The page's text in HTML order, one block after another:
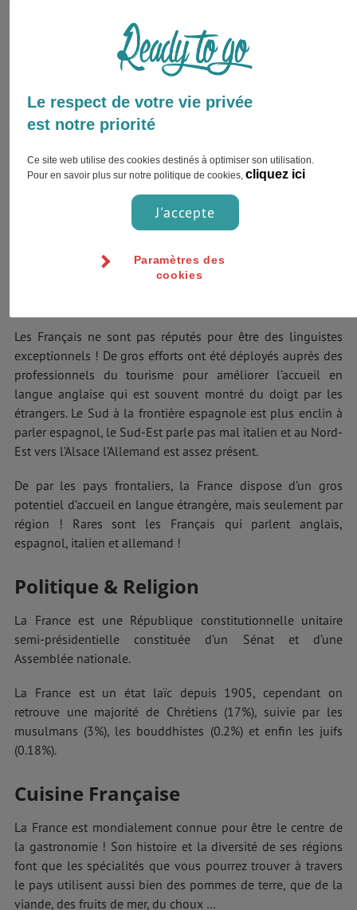
So cliché!
Les Français ne se lavent pas !
Les Français râlent tout le temps !
Les Français s’habillent bien !
Les Français ne sont pas réputés pour être des linguistes
exceptionnels ! De gros efforts ont été déployés auprès des
professionnels du tourisme pour améliorer l’accueil en
langue anglaise qui est souvent montré du doigt par les
étrangers. Le Sud à la frontière espagnole est plus enclin à
parler espagnol, le Sud-Est parle pas mal italien et au Nord-
Est vers l’Alsace l’Allemand est assez présent.
De par les pays frontaliers, la France dispose d’un gros
potentiel d’accueil en langue étrangère, mais seulement par
région ! Rares sont les Français qui parlent anglais,
espagnol, italien et allemand !
Politique & Religion
La France est une République constitutionnelle unitaire
semi-présidentielle constituée d’un Sénat et d’une
Assemblée nationale.
La France est un état laïc depuis 1905, cependant on
retrouve une majorité de Chrétiens (17%), suivie par les
musulmans (3%), les bouddhistes (0.2%) et enfin les juifs
(0.18%).
Cuisine Française
La France est mondialement connue pour être le centre de
la gastronomie ! Son histoire et la diversité de ses régions
font que les spécialités que vous pourrez trouver à travers
le pays utilisent aussi bien des pommes de terre, que de la
viande, des fruits de mer, du choux …
Le respect de votre vie privée
est notre priorité
Ce site web utilise des cookies destinés à optimiser son utilisation.
Pour en savoir plus sur notre politique de cookies, cliquez ici
J'accepte
Paramètres des
cookies